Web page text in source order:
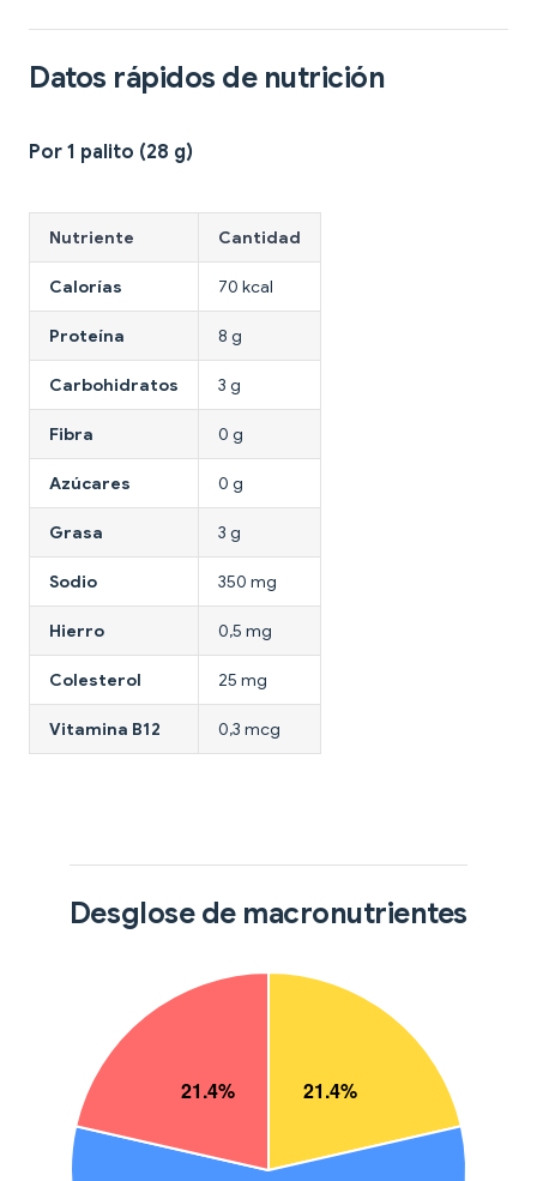
Datos rápidos de nutrición
Por 1 palito (28 g)
Nutriente Cantidad
Calorías 70 kcal
Proteína 8 g
Carbohidratos 3 g
Fibra 0 g
Azúcares 0 g
Grasa 3 g
Sodio 350 mg
Hierro 0,5 mg
Colesterol 25 mg
Vitamina B12 0,3 mcg
Desglose de macronutrientes